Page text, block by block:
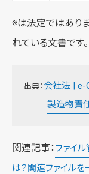
※は法定ではあり
れている文書です。
出典： 会社法 | e-
製造物責
関連記事： ファイ
は？関連ファイルを